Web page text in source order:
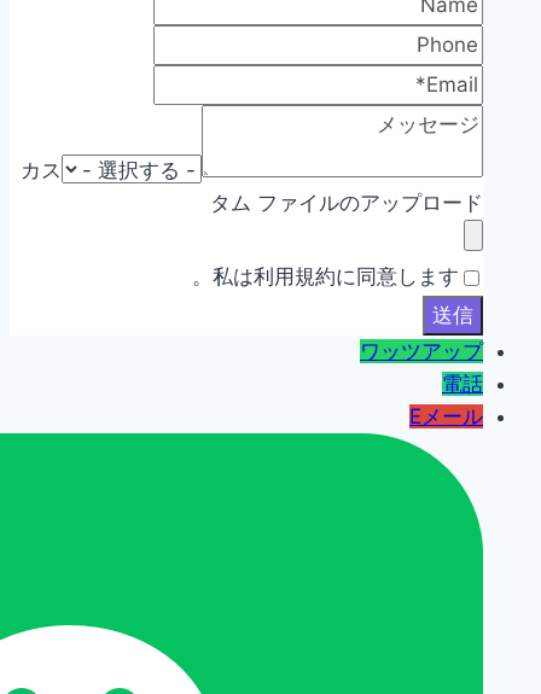
カス
タム ファイルのアップロード
私は利用規約に同意します。
ワッツアップ
電話
Eメール